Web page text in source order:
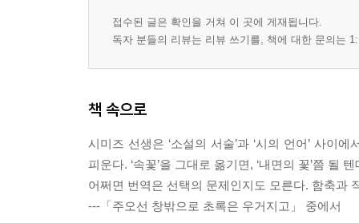
사쿠라 네코와 저녁의 식탁
두 친구, 쌍동밤처럼 나눠 쓴 일기
밤의 철도
방울 소리가 들렸다
작별 인사는 말없이
구름이 걷히면 다시
접수된 글은 확인을 거쳐 이 곳에 게재됩니다.
독자 분들의 리뷰는 리뷰 쓰기를, 책에 대한 문의는
책 속으로
시미즈 선생은 ‘소설의 서술’과 ‘시의 언어’ 사이
피운다. ‘속꽃’을 그대로 옮기면, ‘내면의 꽃’쯤 될
어쩌면 번역은 선택의 문제인지도 모른다. 함축과
---「주오선 창밖으로 초록은 우거지고」 중에서